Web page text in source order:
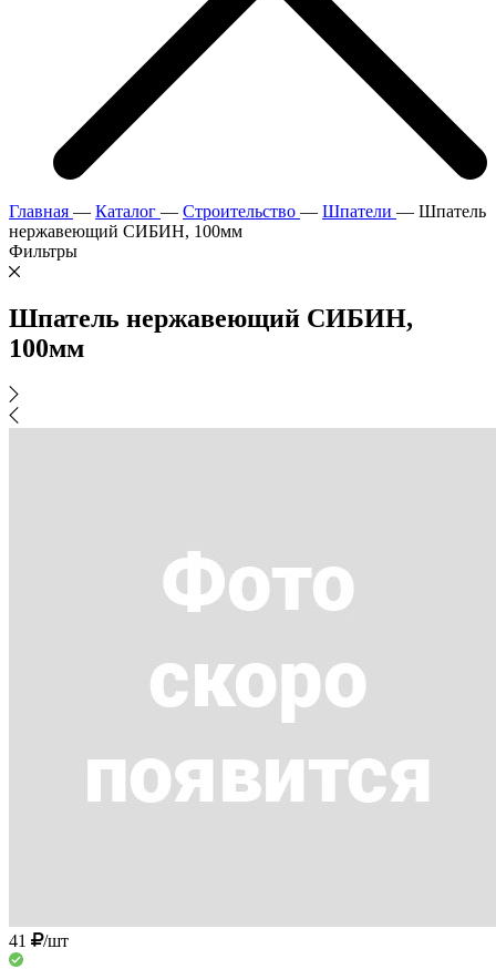
Главная — Каталог — Строительство — Шпатели — Шпатель
нержавеющий СИБИН, 100мм
Фильтры
Шпатель нержавеющий СИБИН,
100мм
41 /шт